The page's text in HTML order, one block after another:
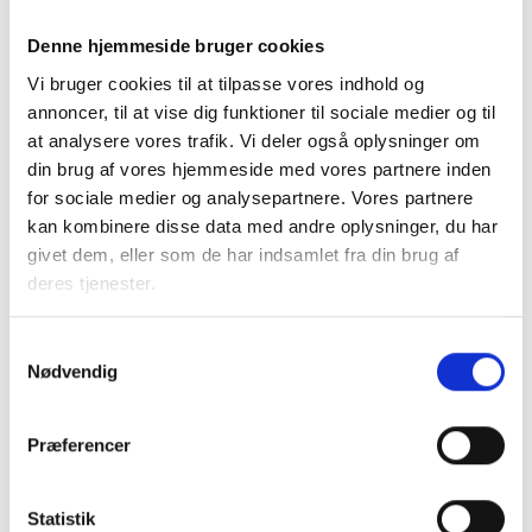
Denne hjemmeside bruger cookies
Vi bruger cookies til at tilpasse vores indhold og
annoncer, til at vise dig funktioner til sociale medier og til
at analysere vores trafik. Vi deler også oplysninger om
din brug af vores hjemmeside med vores partnere inden
for sociale medier og analysepartnere. Vores partnere
kan kombinere disse data med andre oplysninger, du har
givet dem, eller som de har indsamlet fra din brug af
deres tjenester.
Nødvendig
Præferencer
Statistik
nedtaget for lejers regning.
Det bør præciseres, at udlejer ingen forpligtelser har i
forhold til drift, administration og vedligehold af
ladepunkter, som er etableret efter § 42 a og § 42 b.
Almenlejelovens § 24 omfatter således ikke disse
ladepunkter.
Kontraktsvilkår
Når en lejer indgår en kontrakt med en udbyder, vil denne
almindeligvis indeholde en række vilkår. Det kan eksempelvis
være vilkår om uopsigelighed eller block-fee for ikke-
eksklusive ladere, så laderen vil kunne udnyttes bedst
muligt.
På et marked med så stærk konkurrence som dette, vil
udbyderne udnytte muligheden for gode tilbud sendt
kan blive indgået aftaler direkte med lejerne, der binder
lejerne og stiller urimelige krav, som også kan være i strid